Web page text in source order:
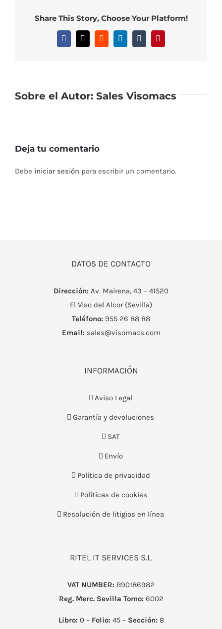
Share This Story, Choose Your Platform!
Facebook
X RedditLinkedInTumblrPinterest
Sobre el Autor: Sales Visomacs
Deja tu comentario
Debe iniciar sesión para escribir un comentario.
DATOS DE CONTACTO
Dirección: Av. Mairena, 43 – 41520
El Viso del Alcor (Sevilla)
Teléfono: 955 26 88 88
Email:sales@visomacs.com
INFORMACIÓN
Aviso Legal
Garantía y devoluciones
SAT
Envío
Política de privacidad
Políticas de cookies
Resolución de litigios en línea
RITEL IT SERVICES S.L.
VAT NUMBER: B90186982
Reg. Merc. Sevilla Tomo:6002
Libro:0 – Folio:45 – Sección:8